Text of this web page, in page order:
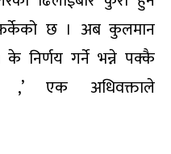
छ । अब कुलमान
निर्णय गर्ने भन्ने पक्कै
,’ एक अधिवक्ताले